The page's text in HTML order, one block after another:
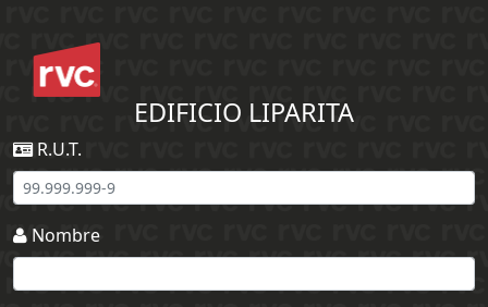
EDIFICIO LIPARITA
R.U.T.
Nombre